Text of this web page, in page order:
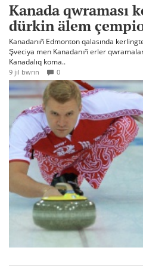
Kanada qwraması
dürkin älem
Kanadanıñ Edmonton qalasında
Şveciya men Kanadanıñ erler
Kanadalıq koma..
9 jıl bwrın 0